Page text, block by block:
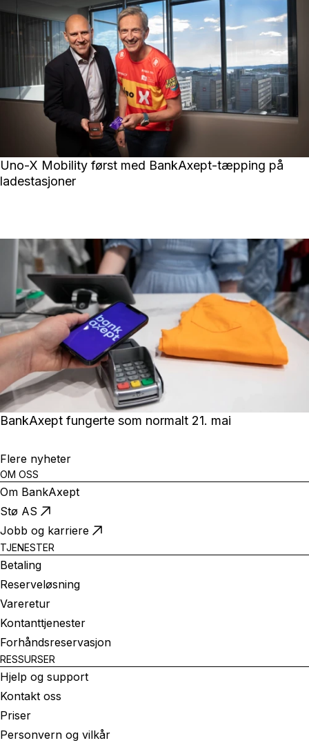
Uno-X Mobility først med BankAxept-tæpping på
ladestasjoner
BankAxept fungerte som normalt 21. mai
Flere nyheter
OM OSS
Om BankAxept
Stø AS
Jobb og karriere
TJENESTER
Betaling
Reserveløsning
Vareretur
Kontanttjenester
Forhåndsreservasjon
RESSURSER
Hjelp og support
Kontakt oss
Priser
Personvern og vilkår